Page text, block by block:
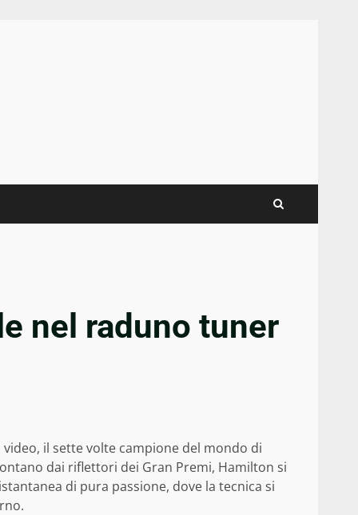
nel raduno tuner
il sette volte campione del mondo di
dai riflettori dei Gran Premi, Hamilton si
di pura passione, dove la tecnica si